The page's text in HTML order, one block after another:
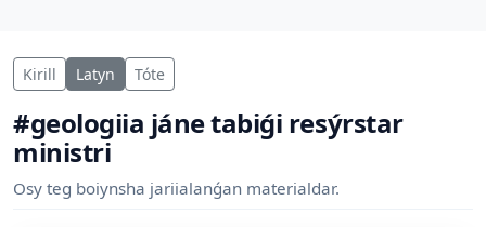
Kirill Latyn Tóte
#geologiia jáne tabiǵi resýrstar
ministri
Osy teg boiynsha jariialanǵan materialdar.